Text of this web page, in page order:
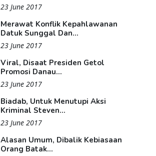
23 June 2017
Merawat Konflik Kepahlawanan
Datuk Sunggal Dan...
23 June 2017
Viral, Disaat Presiden Getol
Promosi Danau...
23 June 2017
Biadab, Untuk Menutupi Aksi
Kriminal Steven...
23 June 2017
Alasan Umum, Dibalik Kebiasaan
Orang Batak...